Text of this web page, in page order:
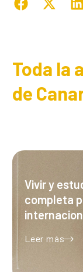
Toda la
de
Vivir y
completa
Leer más